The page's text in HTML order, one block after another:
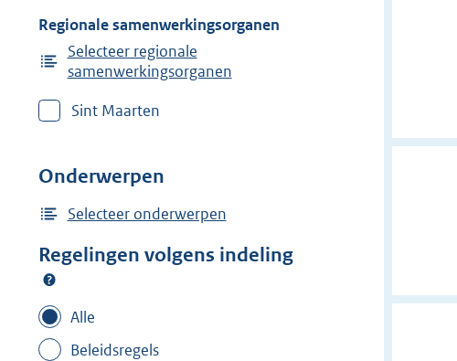
Regionale samenwerkingsorganen
Selecteer regionale
samenwerkingsorganen
Sint Maarten
Onderwerpen
Selecteer onderwerpen
Regelingen volgens indeling
Alle
Beleidsregels